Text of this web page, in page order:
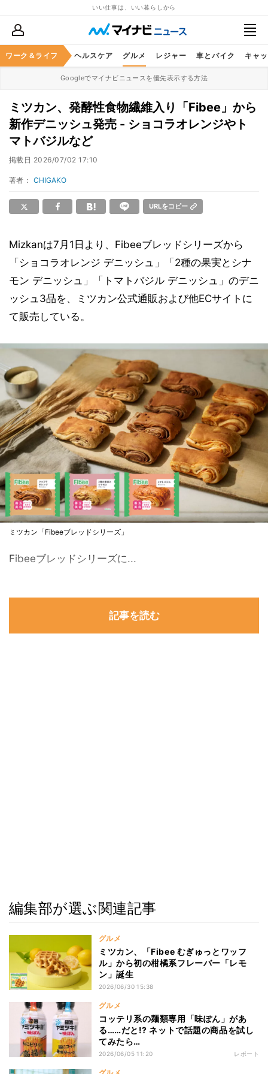
いい仕事は、いい暮らしから
ワーク＆ライフ
マネー 暮らし ヘルスケア グルメ レジャー 車とバイク キャ
Googleでマイナビニュースを優先表示する方法
ミツカン、発酵性食物繊維入り「Fibee」から
新作デニッシュ発売 - ショコラオレンジやト
マトバジルなど
掲載日 2026/07/02 17:10
著者： CHIGAKO
URLをコピー
Mizkanは7月1日より、Fibeeブレッドシリーズから
「ショコラオレンジ デニッシュ」「2種の果実とシナ
モン デニッシュ」「トマトバジル デニッシュ」のデニ
ッシュ3品を、ミツカン公式通販および他ECサイトに
て販売している。
ミツカン「Fibeeブレッドシリーズ」
Fibeeブレッドシリーズに...
記事を読む
編集部が選ぶ関連記事
グルメ
ミツカン、「Fibee むぎゅっとワッフ
ル」から初の柑橘系フレーバー「レモ
ン」誕生
2026/06/30 15:38
グルメ
コッテリ系の麺類専用「味ぽん」があ
る……だと!? ネットで話題の商品を試し
てみたら…
2026/06/05 11:20 レポート